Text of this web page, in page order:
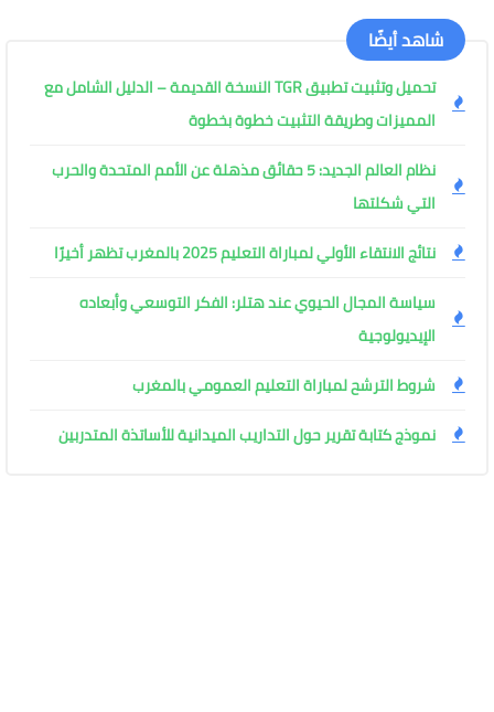
شاهد أيضًا
تحميل وتثبيت تطبيق TGR النسخة القديمة – الدليل الشامل مع
المميزات وطريقة التثبيت خطوة بخطوة
نظام العالم الجديد: 5 حقائق مذهلة عن الأمم المتحدة والحرب
التي شكلتها
نتائج الانتقاء الأولي لمباراة التعليم 2025 بالمغرب تظهر أخيرًا
سياسة المجال الحيوي عند هتلر: الفكر التوسعي وأبعاده
الإيديولوجية
شروط الترشح لمباراة التعليم العمومي بالمغرب
نموذج كتابة تقرير حول التداريب الميدانية للأساتذة المتدربين